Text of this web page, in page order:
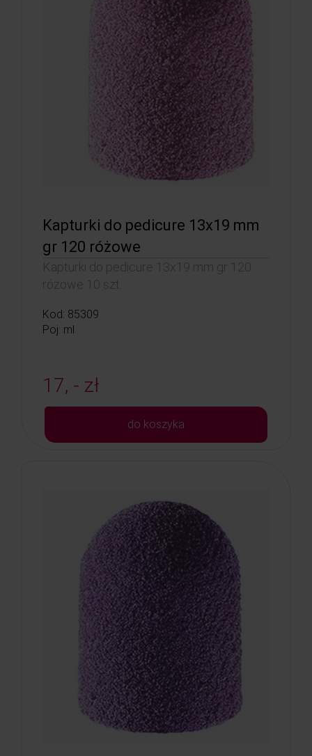
Kapturki do pedicure 13x19 mm
gr 120 różowe
Kapturki do pedicure 13x19 mm gr 120
różowe 10 szt.
Kod: 85309
Poj: ml
17, - zł
do koszyka